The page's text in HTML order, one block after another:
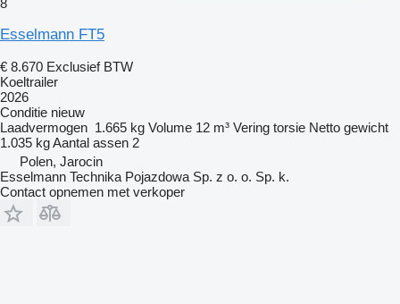
Esselmann FT5
€ 8.670 Exclusief BTW
Koeltrailer
2026
Conditie nieuw
Laadvermogen 1.665 kg Volume 12 m³ Vering torsie Netto gewicht
1.035 kgAantal assen 2
Polen, Jarocin
Esselmann Technika Pojazdowa Sp. z o. o. Sp. k.
Contact opnemen met verkoper